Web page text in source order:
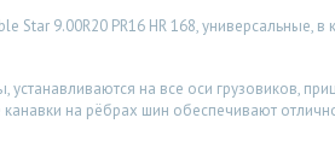
Star 9.00R20 PR16 НR 168, универсальные,
устанавливаются на все оси грузовиков,
на рёбрах шин обеспечивают